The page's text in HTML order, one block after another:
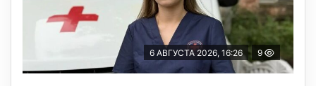
6 АВГУСТА 2026, 16:26 9